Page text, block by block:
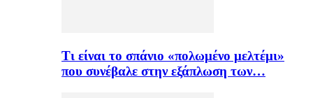
Τι είναι το σπάνιο «πολωμένο μελτέμι»
που συνέβαλε στην εξάπλωση των…